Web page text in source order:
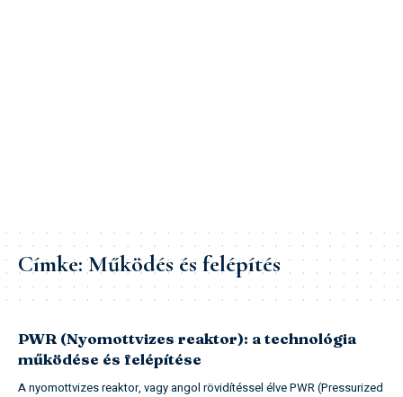
Címke:Működés és felépítés
PWR (Nyomottvizes reaktor): a technológia
működése és felépítése
A nyomottvizes reaktor, vagy angol rövidítéssel élve PWR (Pressurized